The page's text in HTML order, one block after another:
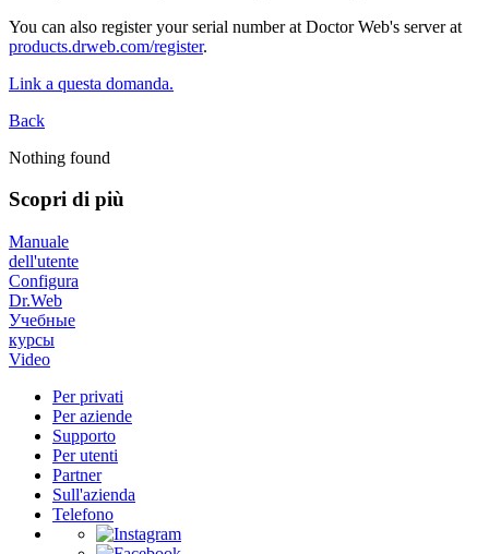
You can also register your serial number at Doctor Web's server at
products.drweb.com/register.
Link a questa domanda.
Back
Nothing found
Scopri di più
Manuale
dell'utente
Configura
Dr.Web
Учебные
курсы
Video
Per privati
Per aziende
Supporto
Per utenti
Partner
Sull'azienda
Telefono